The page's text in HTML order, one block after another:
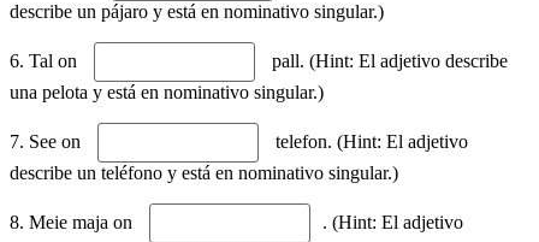
describe un pájaro y está en nominativo singular.)
6. Tal on
pall. (Hint: El adjetivo describe
una pelota y está en nominativo singular.)
7. See on
telefon. (Hint: El adjetivo
describe un teléfono y está en nominativo singular.)
8. Meie maja on
. (Hint: El adjetivo